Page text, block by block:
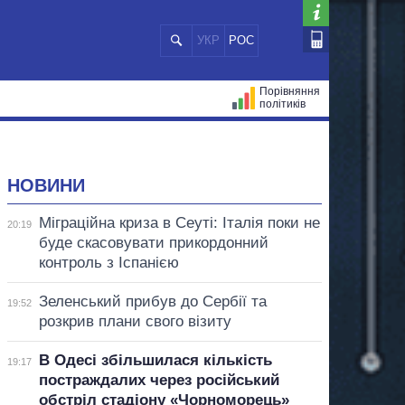
УКР РОС
Порівняння
політиків
НОВИНИ
20:19
Міграційна криза в Сеуті: Італія поки не
буде скасовувати прикордонний
контроль з Іспанією
19:52
Зеленський прибув до Сербії та
розкрив плани свого візиту
19:17
В Одесі збільшилася кількість
постраждалих через російський
обстріл стадіону «Чорноморець»